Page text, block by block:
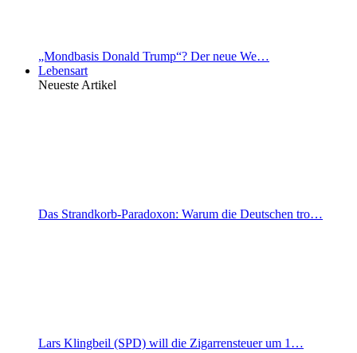
„Mondbasis Donald Trump“? Der neue We…
Lebensart
Neueste Artikel
Das Strandkorb-Paradoxon: Warum die Deutschen tro…
Lars Klingbeil (SPD) will die Zigarrensteuer um 1…